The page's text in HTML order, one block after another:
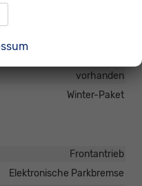
vorhanden
Winter-Paket
Frontantrieb
Elektronische Parkbremse